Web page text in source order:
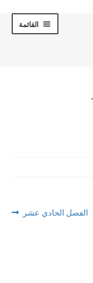
القائمة
Next
الفصل الحادي عشر